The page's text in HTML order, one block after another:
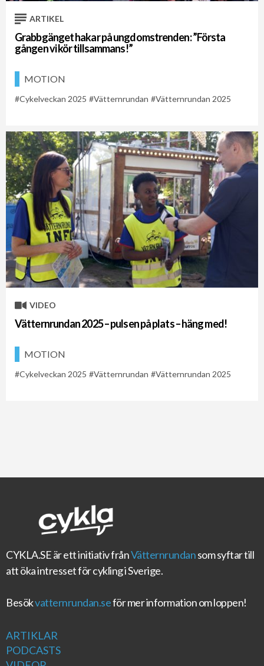
ARTIKEL
Grabbgänget hakar på ungdomstrenden: ”Första
gången vi kör tillsammans!”
MOTION
Cykelveckan 2025 Vätternrundan Vätternrundan 2025
VIDEO
Vätternrundan 2025 – pulsen på plats – häng med!
MOTION
Cykelveckan 2025 Vätternrundan Vätternrundan 2025
CYKLA.SEär ett initiativ frånVätternrundansom syftar till
att öka intresset för cykling i Sverige.
Besökvatternrundan.seför mer information om loppen!
ARTIKLAR
PODCASTS